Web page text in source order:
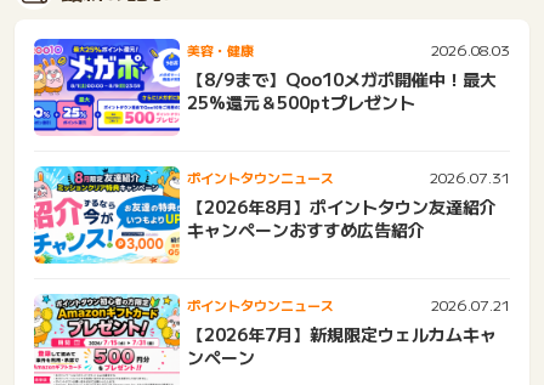
美容・健康 2026.08.03
【8/9まで】Qoo10メガポ開催中！最大
25%還元＆500ptプレゼント
ポイントタウンニュース 2026.07.31
【2026年8月】ポイントタウン友達紹介
キャンペーンおすすめ広告紹介
ポイントタウンニュース 2026.07.21
【2026年7月】新規限定ウェルカムキャ
ンペーン